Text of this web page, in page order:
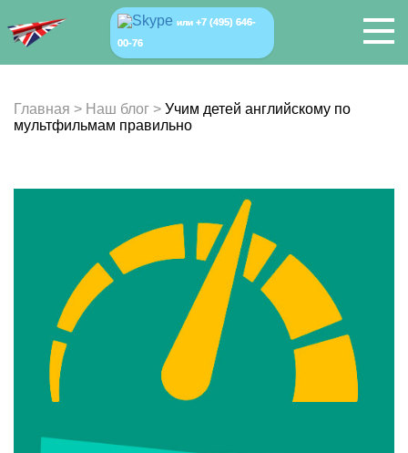
или +7 (495) 646-
00-76
Главная > Наш блог > Учим детей английскому по
мультфильмам правильно